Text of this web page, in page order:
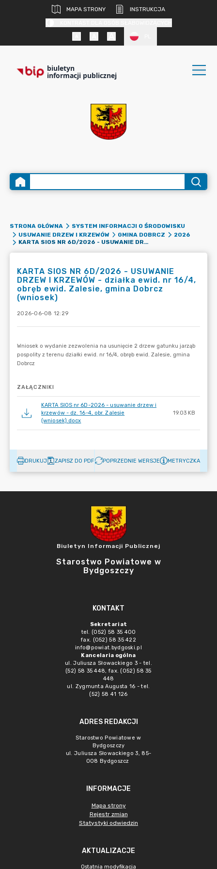
MAPA STRONY
INSTRUKCJA
biuletyn
informacji publicznej
STRONA GŁÓWNA
SYSTEM INFORMACJI O ŚRODOWISKU
USUWANIE DRZEW I KRZEWÓW
GMINA DOBRCZ
2026
KARTA SIOS NR 6D/2026 - USUWANIE DRZEW I KRZEWÓW - DZIAŁKA EWID. NR 16/4, OBRĘB EWID. ZALESIE, GMINA DOBRCZ (WNIOSEK)
KARTA SIOS NR 6D/2026 - USUWANIE
DRZEW I KRZEWÓW - działka ewid. nr 16/4,
obręb ewid. Zalesie, gmina Dobrcz
(wniosek)
2026-06-08 12:29
ZAŁĄCZNIKI
KARTA SIOS nr 6D-2026 - usuwanie drzew i
krzewów - dz. 16-4, obr. Zalesie
(wniosek).docx
19.03 KB
DRUKUJ ZAPISZ DO PDF POPRZEDNIE WERSJE METRYCZKA
Biuletyn Informacji Publicznej
Starostwo Powiatowe w
Bydgoszczy
KONTAKT
Sekretariat
tel. (052) 58 35 400
fax. (052) 58 35 422
info@powiat.bydgoski.pl
Kancelaria ogólna
ul. Juliusza Słowackiego 3 - tel.
(52) 58 35 448, fax. (052) 58 35
448
ul. Zygmunta Augusta 16 - tel.
(52) 58 41 126
ADRES REDAKCJI
Starostwo Powiatowe w
Bydgoszczy
ul. Juliusza Słowackiego 3, 85-
008 Bydgoszcz
INFORMACJE
Mapa strony
Rejestr zmian
Statystyki odwiedzin
AKTUALIZACJE
Ostatnia modyfikacja